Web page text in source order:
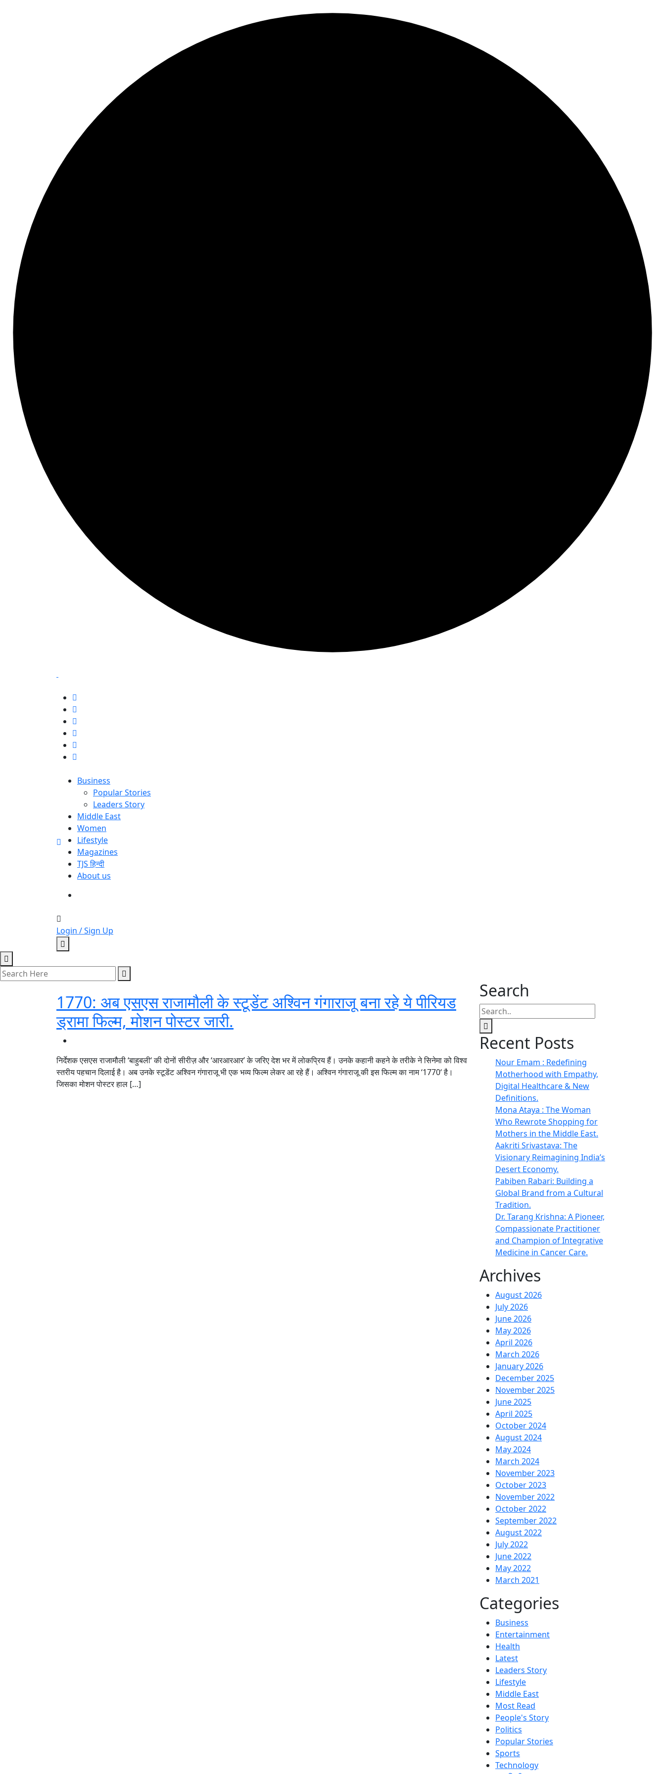
Business
Popular Stories
Leaders Story
Middle East
Women
Lifestyle
Magazines
TJS हिन्दी
About us
Login / Sign Up
1770: अब एसएस राजामौली के स्टूडेंट अश्विन गंगाराजू बना रहे ये पीरियड
ड्रामा फिल्म, मोशन पोस्टर जारी.
निर्देशक एसएस राजामौली ‘बाहुबली‘ की दोनों सीरीज़ और ‘आरआरआर’ के जरिए देश भर में लोकप्रिय हैं। उनके कहानी कहने के तरीके ने सिनेमा को विश्व
स्तरीय पहचान दिलाई है। अब उनके स्टूडेंट अश्विन गंगाराजू भी एक भव्य फिल्म लेकर आ रहे हैं। अश्विन गंगाराजू की इस फिल्म का नाम ‘1770‘ है।
जिसका मोशन पोस्टर हाल […]
Search
Recent Posts
Nour Emam : Redefining
Motherhood with Empathy,
Digital Healthcare & New
Definitions.
Mona Ataya : The Woman
Who Rewrote Shopping for
Mothers in the Middle East.
Aakriti Srivastava: The
Visionary Reimagining India’s
Desert Economy.
Pabiben Rabari: Building a
Global Brand from a Cultural
Tradition.
Dr. Tarang Krishna: A Pioneer,
Compassionate Practitioner
and Champion of Integrative
Medicine in Cancer Care.
Archives
August 2026
July 2026
June 2026
May 2026
April 2026
March 2026
January 2026
December 2025
November 2025
June 2025
April 2025
October 2024
August 2024
May 2024
March 2024
November 2023
October 2023
November 2022
October 2022
September 2022
August 2022
July 2022
June 2022
May 2022
March 2021
Categories
Business
Entertainment
Health
Latest
Leaders Story
Lifestyle
Middle East
Most Read
People's Story
Politics
Popular Stories
Sports
Technology